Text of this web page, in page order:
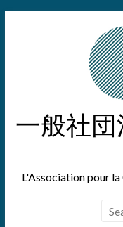
一般社
L'Association pour